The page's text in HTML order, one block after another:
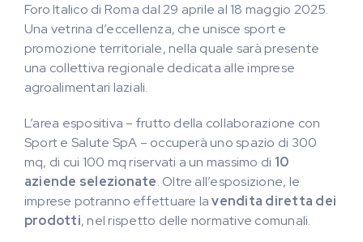
Foro Italico di Roma dal 29 aprile al 18 maggio 2025.
Una vetrina d’eccellenza, che unisce sport e
promozione territoriale, nella quale sarà presente
una collettiva regionale dedicata alle imprese
agroalimentari laziali.
L’area espositiva – frutto della collaborazione con
Sport e Salute SpA – occuperà uno spazio di 300
mq, di cui 100 mq riservati a un massimo di 10
aziende selezionate. Oltre all’esposizione, le
imprese potranno effettuare lavendita diretta dei
prodotti, nel rispetto delle normative comunali.